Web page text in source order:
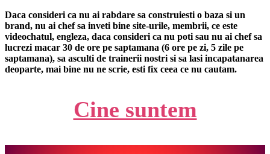
Daca consideri ca nu ai rabdare sa construiesti o baza si un
brand, nu ai chef sa inveti bine site-urile, membrii, ce este
videochatul, engleza, daca consideri ca nu poti sau nu ai chef sa
lucrezi macar 30 de ore pe saptamana (6 ore pe zi, 5 zile pe
saptamana), sa asculti de trainerii nostri si sa lasi incapatanarea
deoparte, mai bine nu ne scrie, esti fix ceea ce nu cautam.
Cine suntem